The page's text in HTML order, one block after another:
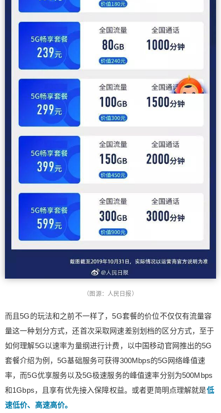
（图源：人民日报）
而且5G的玩法和之前不一样了，5G套餐的价位不仅仅有流量容
量这一种划分方式，还首次采取网速差别划档的区分方式，至于
如何理解5G以速率为量纲进行计费，以中国移动官网推出的5G
套餐介绍为例，5G基础服务可获得300Mbps的5G网络峰值速
率，而5G优享服务以及5G极速服务的峰值速率分别为500Mbps
和1Gbps，且享有优先接入保障权益。或者更简明点理解就是低
速低价、高速高价。